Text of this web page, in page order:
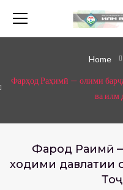
Home
Фарҳод Раҳимӣ — олими
ва илм
Фарҳод Раҳимӣ
ходими давлатии